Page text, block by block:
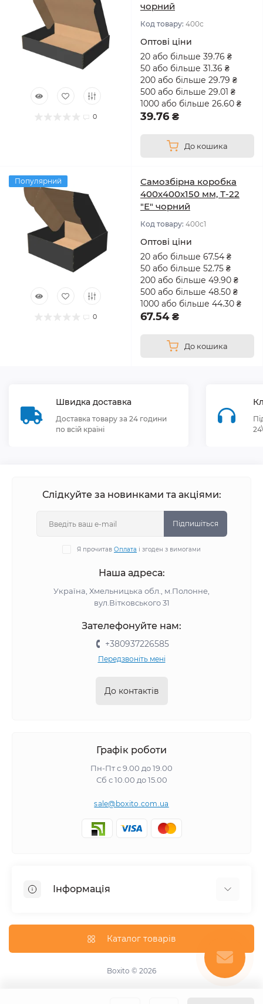
0
чорний
Код товару: 400с
Оптові ціни
20 або більше 39.76 ₴
50 або більше 31.36 ₴
200 або більше 29.79 ₴
500 або більше 29.01 ₴
1000 або більше 26.60 ₴
39.76 ₴
До кошика
Популярний
0
Самозбірна коробка
400х400х150 мм, Т-22
"Е" чорний
Код товару: 400с1
Оптові ціни
20 або більше 67.54 ₴
50 або більше 52.75 ₴
200 або більше 49.90 ₴
500 або більше 48.50 ₴
1000 або більше 44.30 ₴
67.54 ₴
До кошика
Швидка доставка
Доставка товару за 24 години
по всій країні
Слідкуйте за новинками та акціями:
Підпишіться
Я прочитав Оплата і згоден з вимогами
Наша адреса:
Україна, Хмельницька обл., м.Полонне,
вул.Вітковського 31
Зателефонуйте нам:
+380937226585
Передзвоніть мені
До контактів
Графік роботи
Пн-Пт с 9.00 до 19.00
Сб с 10.00 до 15.00
sale@boxito.com.ua
Інформація
Про магазин
Каталог товарів
Boxito © 2026